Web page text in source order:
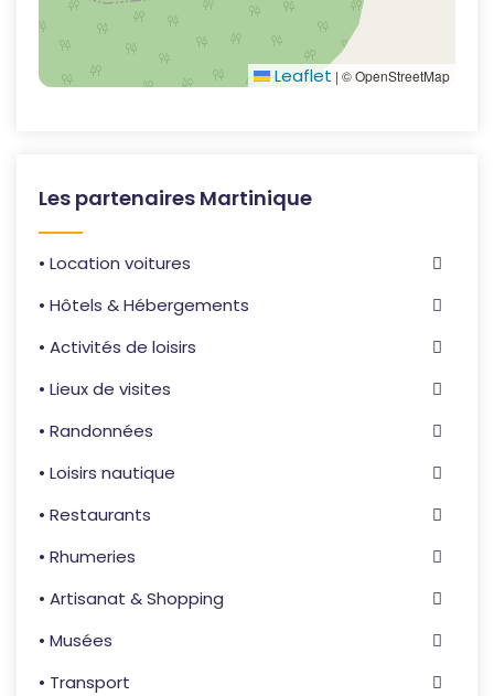
Leaflet | © OpenStreetMap
Les partenaires Martinique
• Location voitures
• Hôtels & Hébergements
• Activités de loisirs
• Lieux de visites
• Randonnées
• Loisirs nautique
• Restaurants
• Rhumeries
• Artisanat & Shopping
• Musées
• Transport